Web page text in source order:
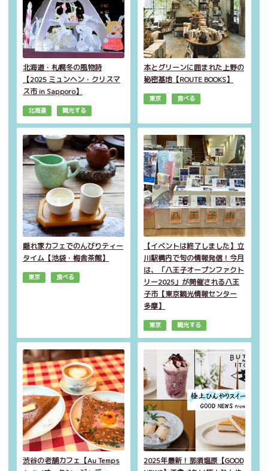
北海道・札幌冬の風物詩
【2025 ミュンヘン・クリスマ
ス市 in Sapporo】
北海道 観光する
本とグリーンに囲まれた上野の
秘密基地【ROUTE BOOKS】
東京 食べる
隠れ家カフェでのんびりティー
タイム【池袋・梅舎茶館】
東京 食べる
【イベントは終了しました】立
川駅構内で旬の情報発信！今月
は、「八王子オープンファクト
リー2025」が開催される八王
子市【東京観光情報センター
多摩】
東京 観光する
渋谷の老舗カフェ【Au Temps
2025年最新！那須塩原【GOOD